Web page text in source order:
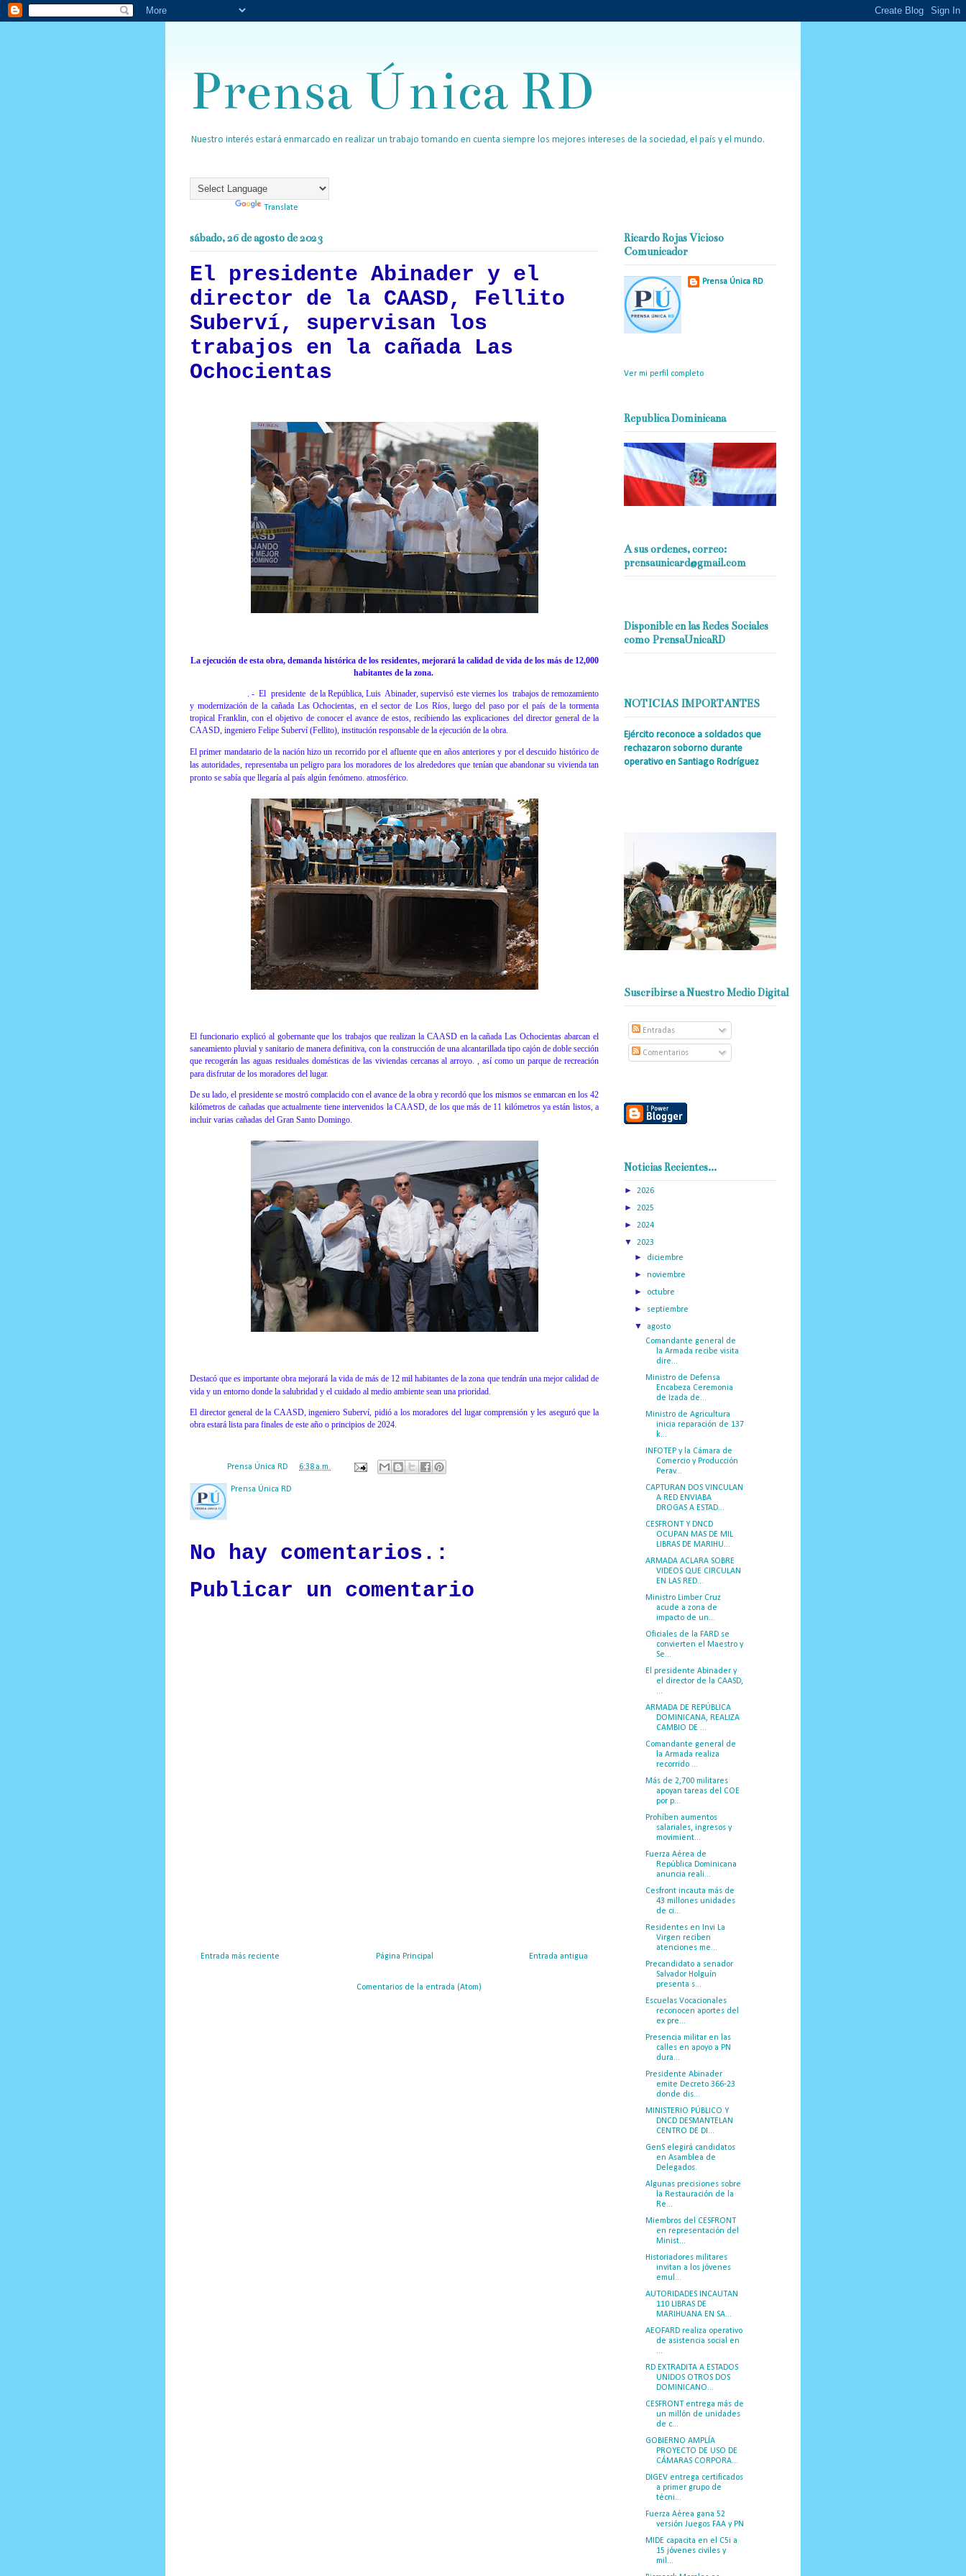
Prensa Única RD
Nuestro interés estará enmarcado en realizar un trabajo tomando en cuenta siempre los mejores intereses de la sociedad, el país y el mundo.
Translate
sábado, 26 de agosto de 2023
El presidente Abinader y el
director de la CAASD, Fellito
Suberví, supervisan los
trabajos en la cañada Las
Ochocientas
La ejecución de esta obra, demanda histórica de los residentes, mejorará la calidad de vida de los más de 12,000
habitantes de la zona.
.- El presidente de la República, Luis Abinader,supervisó este vierneslos trabajosde remozamiento
y modernización de la cañada Las Ochocientas, en el sector de Los Ríos, luego del paso por el país de la tormenta
tropical Franklin, con el objetivo de conocer el avance de estos, recibiendo las explicaciones del director general de la
CAASD, ingeniero Felipe Suberví (Fellito), institución responsable de la ejecución de la obra.
El primer mandatario de la nación hizo un recorrido por el afluente que en años anteriores y por el descuido histórico de
las autoridades, representaba un peligro para los moradores de los alrededores que tenían que abandonar su vivienda tan
pronto se sabía que llegaría al país algún fenómeno. atmosférico.
El funcionario explicó al gobernante que los trabajos que realizan la CAASD en la cañada Las Ochocientas abarcan el
saneamiento pluvial y sanitario de manera definitiva, con la construcción de una alcantarillada tipo cajón de doble sección
que recogerán las aguas residuales domésticas de las viviendas cercanas al arroyo. , así como un parque de recreación
para disfrutar de los moradores del lugar.
De su lado, el presidente se mostró complacido con el avance de la obra y recordó que los mismos se enmarcan en los 42
kilómetros de cañadas que actualmente tiene intervenidos la CAASD, de los que más de 11 kilómetros ya están listos, a
incluir varias cañadas del Gran Santo Domingo.
Destacó que es importante obra mejorará la vida de más de 12 mil habitantes de la zona que tendrán una mejor calidad de
vida y un entorno donde la salubridad y el cuidado al medio ambiente sean una prioridad.
El director general de la CAASD, ingeniero Suberví, pidió a los moradores del lugar comprensión y les aseguró que la
obra estará lista para finales de este año o principios de 2024.
Prensa Única RD 6:38 a.m.
Prensa Única RD
No hay comentarios.:
Publicar un comentario
Entrada más reciente Entrada antigua
Página Principal
Comentarios de la entrada (Atom)
Ricardo Rojas Vicioso
Comunicador
Prensa Única RD
Ver mi perfil completo
Republica Dominicana
A sus ordenes, correo:
prensaunicard@gmail.com
Disponible en las Redes Sociales
como PrensaUnicaRD
NOTICIAS IMPORTANTES
Ejército reconoce a soldados que
rechazaron soborno durante
operativo en Santiago Rodríguez
Suscribirse a Nuestro Medio Digital
Entradas
Comentarios
Noticias Recientes...
► 2026
► 2025
► 2024
▼ 2023
► diciembre
►noviembre
► octubre
► septiembre
▼ agosto
Comandante general de
la Armada recibe visita
dire...
Ministro de Defensa
Encabeza Ceremonia
de Izada de...
Ministro de Agricultura
inicia reparación de 137
k...
INFOTEP y la Cámara de
Comercio y Producción
Perav...
CAPTURAN DOS VINCULAN
A RED ENVIABA
DROGAS A ESTAD...
CESFRONT Y DNCD
OCUPAN MAS DE MIL
LIBRAS DE MARIHU...
ARMADA ACLARA SOBRE
VIDEOS QUE CIRCULAN
EN LAS RED...
Ministro Limber Cruz
acude a zona de
impacto de un...
Oficiales de la FARD se
convierten el Maestro y
Se...
El presidente Abinader y
el director de la CAASD,
...
ARMADA DE REPÚBLICA
DOMINICANA, REALIZA
CAMBIO DE ...
Comandante general de
la Armada realiza
recorrido ...
Más de 2,700 militares
apoyan tareas del COE
por p...
Prohíben aumentos
salariales, ingresos y
movimient...
Fuerza Aérea de
República Dominicana
anuncia reali...
Cesfront incauta más de
43 millones unidades
de ci...
Residentes en Invi La
Virgen reciben
atenciones me...
Precandidato a senador
Salvador Holguín
presenta s...
Escuelas Vocacionales
reconocen aportes del
ex pre...
Presencia militar en las
calles en apoyo a PN
dura...
Presidente Abinader
emite Decreto 366-23
donde dis...
MINISTERIO PÚBLICO Y
DNCD DESMANTELAN
CENTRO DE DI...
GenS elegirá candidatos
en Asamblea de
Delegados.
Algunas precisiones sobre
la Restauración de la
Re...
Miembros del CESFRONT
en representación del
Minist...
Historiadores militares
invitan a los jóvenes
emul...
AUTORIDADES INCAUTAN
110 LIBRAS DE
MARIHUANA EN SA...
AEOFARD realiza operativo
de asistencia social en
...
RD EXTRADITA A ESTADOS
UNIDOS OTROS DOS
DOMINICANO...
CESFRONT entrega más de
un millón de unidades
de c...
GOBIERNO AMPLÍA
PROYECTO DE USO DE
CÁMARAS CORPORA...
DIGEV entrega certificados
a primer grupo de
técni...
Fuerza Aérea gana 52
versión Juegos FAA y PN
MIDE capacita en el C5i a
15 jóvenes civiles y
mil...